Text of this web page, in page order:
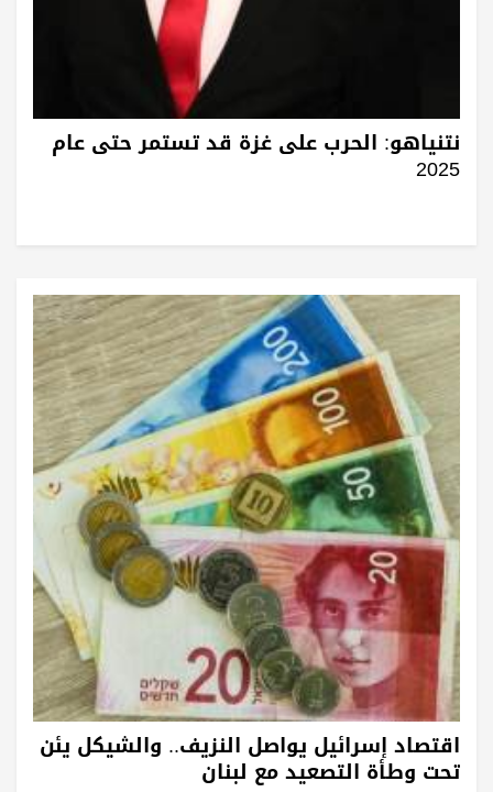
نتنياهو: الحرب على غزة قد تستمر حتى عام
2025
اقتصاد إسرائيل يواصل النزيف.. والشيكل يئن
تحت وطأة التصعيد مع لبنان